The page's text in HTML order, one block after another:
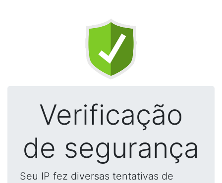
Verificação
de segurança
Seu IP fez diversas tentativas de